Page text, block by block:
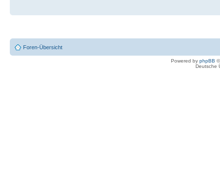
Foren-Übersicht
Powered by phpBB
Deutsche